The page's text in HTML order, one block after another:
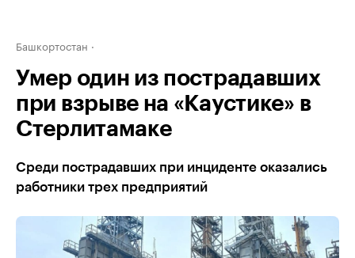
Башкортостан
Умер один из пострадавших
при взрыве на «Каустике» в
Стерлитамаке
Среди пострадавших при инциденте оказались
работники трех предприятий